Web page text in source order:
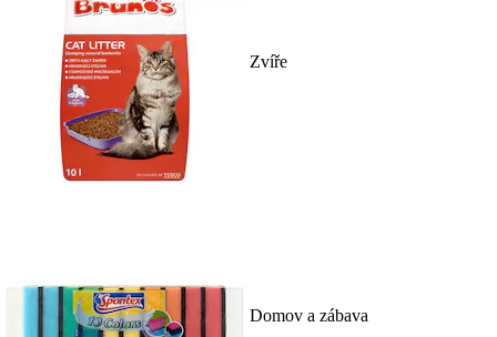
Zvíře
Domov a zábava